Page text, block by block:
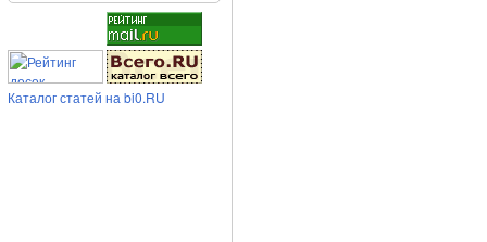
Каталог статей на bi0.RU